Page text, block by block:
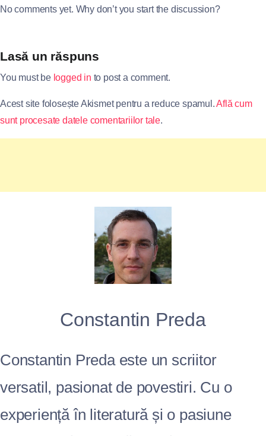
No comments yet. Why don’t you start the discussion?
Lasă un răspuns
You must be logged in to post a comment.
Acest site folosește Akismet pentru a reduce spamul.Află cum
sunt procesate datele comentariilor tale.
Constantin Preda
Constantin Preda este un scriitor
versatil, pasionat de povestiri. Cu o
experiență în literatură și o pasiune